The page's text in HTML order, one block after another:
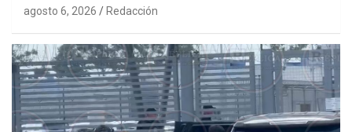
agosto 6, 2026 Redacción